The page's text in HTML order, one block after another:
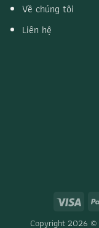
Về chúng tôi
Liên hệ
Visa
Copyright 2026 ©